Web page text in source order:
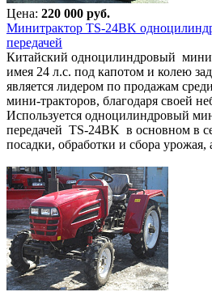
Цена: 220 000 руб.
Минитрактор TS-24BK
передачей
Китайский одноцилиндровый
имея 24 л.с. под капотом и колею
является лидером по продажам
мини-тракторов, благодаря своей
Используется одноцилиндровый
передачей TS-24BK в основном в
посадки, обработки и сбора урожая,